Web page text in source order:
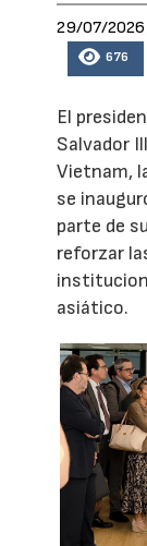
29/07/2026
676
El
Salvador
Vietnam,
se
parte de
reforzar
asiático.